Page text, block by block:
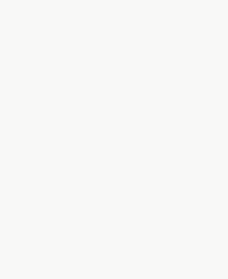
Он был не просто певцом. Скрябин
Его песни
и мотивировали. Именно 17
Годовщина смерти Скрябина: лучшие